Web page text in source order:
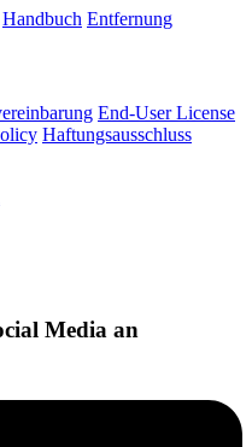
Handbuch Entfernung
End-User License
Haftungsausschluss
Media an